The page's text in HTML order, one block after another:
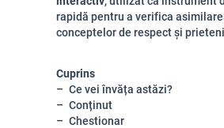
rapidă pentru a verifica
conceptelor de respect și
Cuprins
Ce vei învăța astăzi?
Conținut
Chestionar